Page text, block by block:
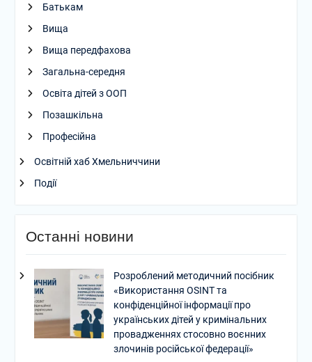
Батькам
Вища
Вища передфахова
Загальна-середня
Освіта дітей з ООП
Позашкільна
Професійна
Освітній хаб Хмельниччини
Події
Останні новини
Розроблений методичний посібник
«Використання OSINT та
конфіденційної інформації про
українських дітей у кримінальних
провадженнях стосовно воєнних
злочинів російської федерації»